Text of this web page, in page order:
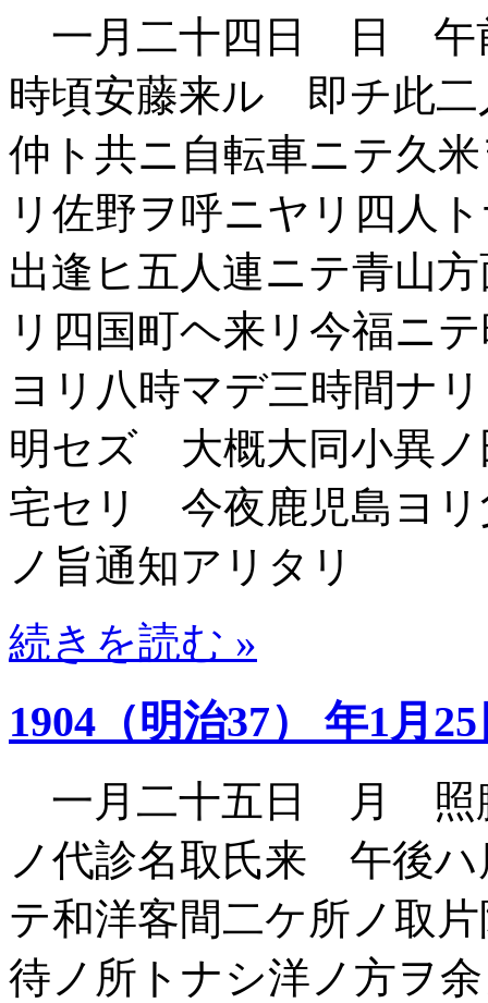
一月二十四日 日 午
時頃安藤来ル 即チ此
仲ト共ニ自転車ニテ久
リ佐野ヲ呼ニヤリ四人
出逢ヒ五人連ニテ青山
リ四国町ヘ来リ今福ニ
ヨリ八時マデ三時間ナ
明セズ 大概大同小異
宅セリ 今夜鹿児島ヨリ
ノ旨通知アリタリ
続きを読む »
1904（明治37） 年1月
一月二十五日 月 照
ノ代診名取氏来 午後ハ
テ和洋客間二ケ所ノ取
待ノ所トナシ洋ノ方ヲ